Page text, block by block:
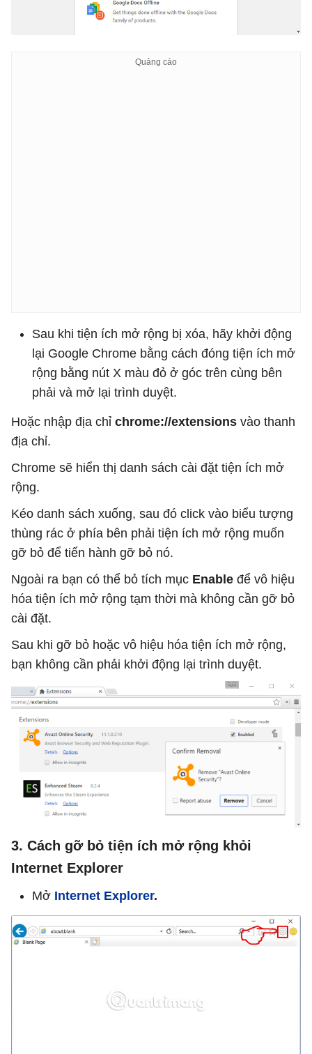
Sau khi tiện ích mở rộng bị xóa, hãy khởi động
lại Google Chrome bằng cách đóng tiện ích mở
rộng bằng nút X màu đỏ ở góc trên cùng bên
phải và mở lại trình duyệt.
Hoặc nhập địa chỉ chrome://extensions vào thanh
địa chỉ.
Chrome sẽ hiển thị danh sách cài đặt tiện ích mở
rộng.
Kéo danh sách xuống, sau đó click vào biểu tượng
thùng rác ở phía bên phải tiện ích mở rộng muốn
gỡ bỏ để tiến hành gỡ bỏ nó.
Ngoài ra bạn có thể bỏ tích mục Enable để vô hiệu
hóa tiện ích mở rộng tạm thời mà không cần gỡ bỏ
cài đặt.
Sau khi gỡ bỏ hoặc vô hiệu hóa tiện ích mở rộng,
bạn không cần phải khởi động lại trình duyệt.
3. Cách gỡ bỏ tiện ích mở rộng khỏi
Internet Explorer
Mở Internet Explorer.